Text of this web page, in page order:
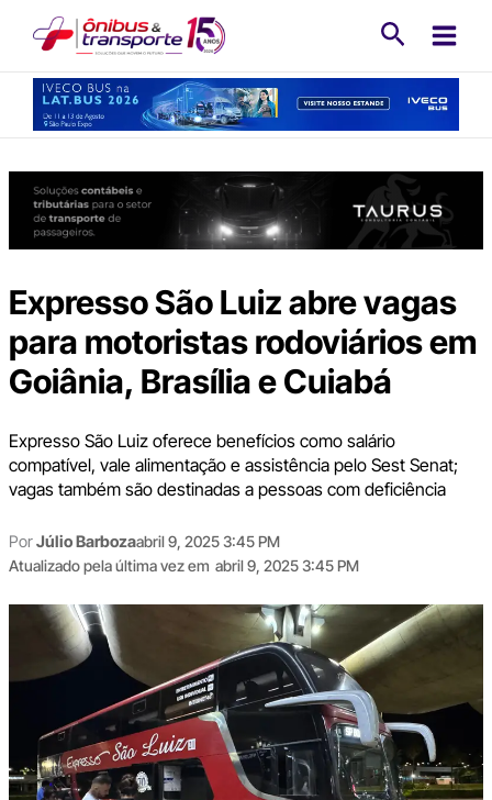
conteúdo
Expresso São Luiz abre vagas
para motoristas rodoviários em
Goiânia, Brasília e Cuiabá
Expresso São Luiz oferece benefícios como salário
compatível, vale alimentação e assistência pelo Sest Senat;
vagas também são destinadas a pessoas com deficiência
PorJúlio Barbozaabril 9, 2025 3:45 PM
Atualizado pela última vez em abril 9, 2025 3:45 PM